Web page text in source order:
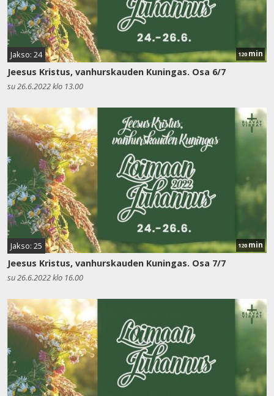
Jakso: 24 120min
Jeesus Kristus, vanhurskauden Kuningas. Osa 6/7
su 26.6.2022 klo 13.00
Jakso: 25 120min
Jeesus Kristus, vanhurskauden Kuningas. Osa 7/7
su 26.6.2022 klo 16.00